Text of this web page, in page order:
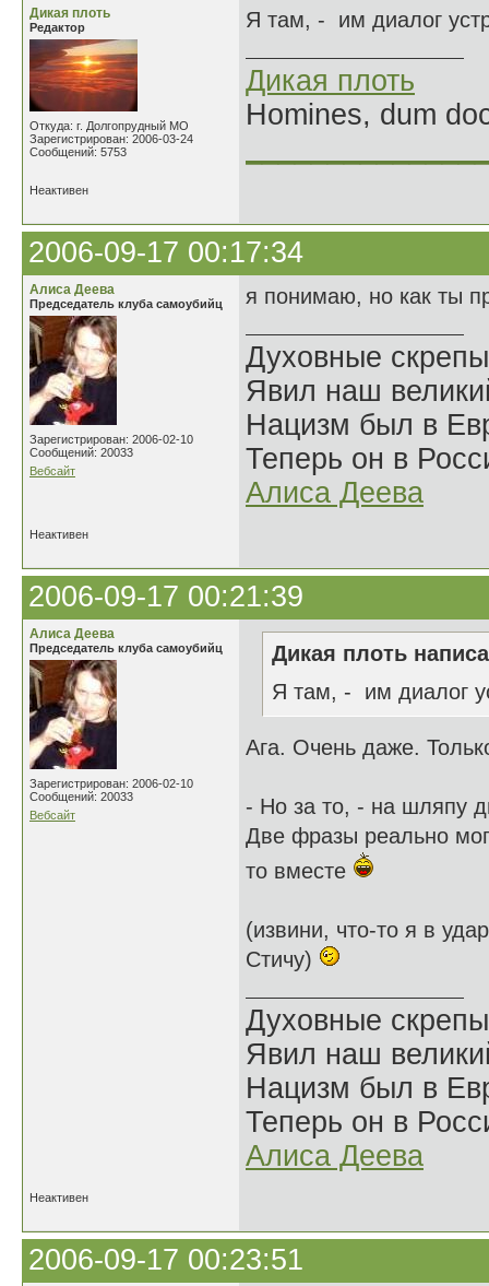
Дикая плоть
Редактор
Откуда: г. Долгопрудный МО
Зарегистрирован: 2006-03-24
Сообщений: 5753
Я там, - им диалог
Дикая плоть
Homines, dum
Неактивен
2006-09-17 00:17:34
Алиса Деева
Председатель клуба самоубийц
Зарегистрирован: 2006-02-10
Сообщений: 20033
Вебсайт
я понимаю, но как ты
Духовные
Явил наш
Нацизм был в
Теперь он в
Алиса Деева
Неактивен
2006-09-17 00:21:39
Алиса Деева
Председатель клуба самоубийц
Зарегистрирован: 2006-02-10
Сообщений: 20033
Вебсайт
Дикая плоть
Я там, - им диалог
Ага. Очень даже.
- Но за то, - на шляпу
Две фразы реально
то вместе
(извини, что-то я в
Стичу)
Духовные
Явил наш
Нацизм был в
Теперь он в
Алиса Деева
Неактивен
2006-09-17 00:23:51